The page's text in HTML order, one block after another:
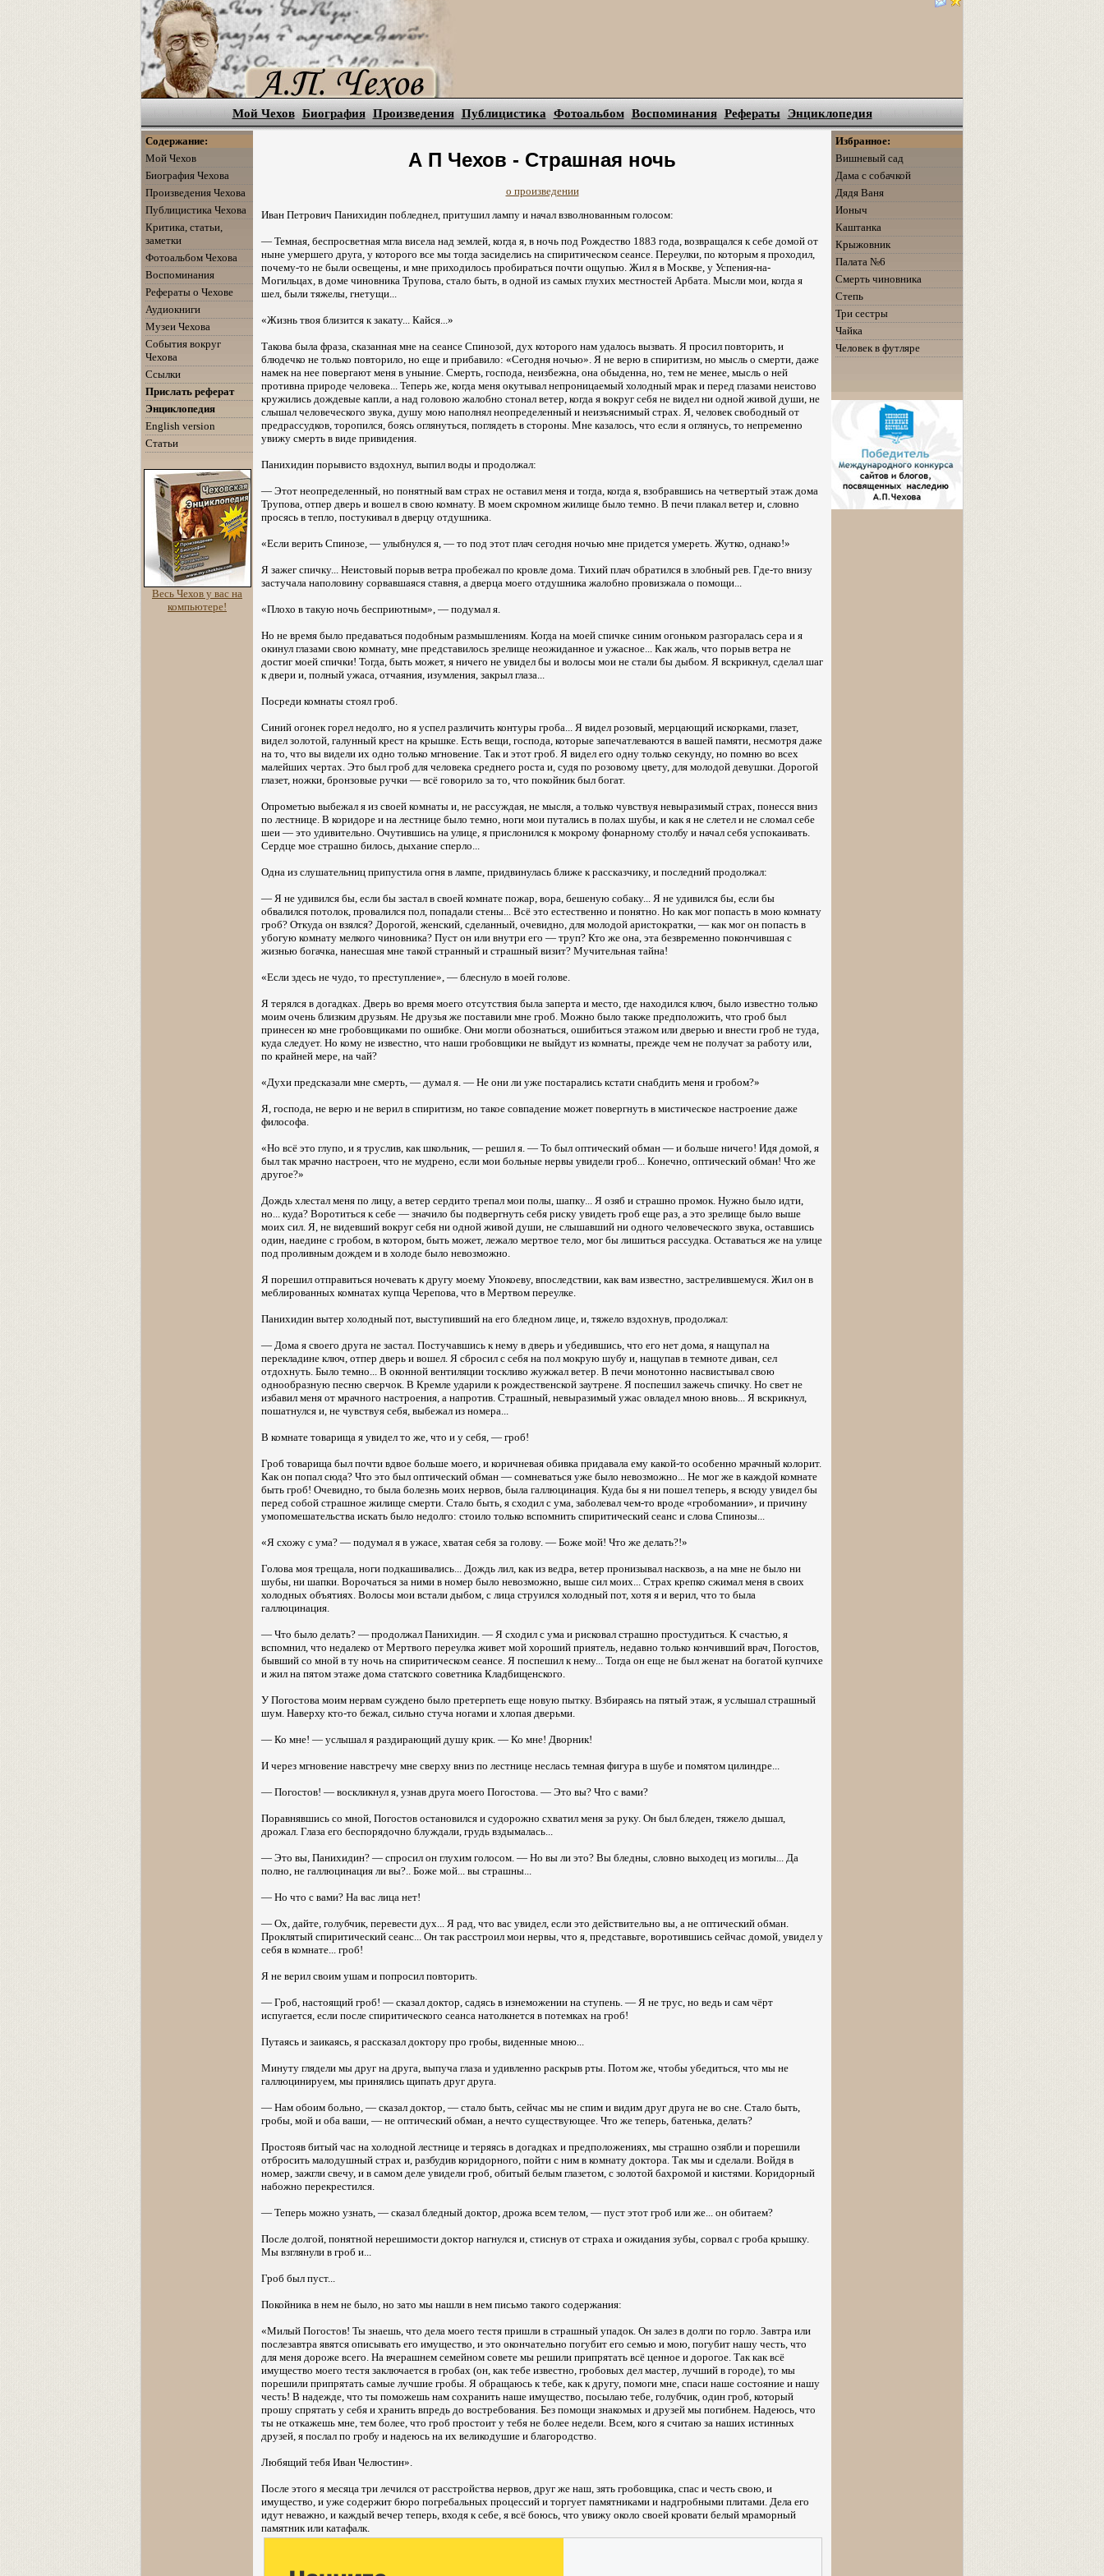
Мой Чехов Биография Произведения Публицистика Фотоальбом Воспоминания Рефераты Энциклопедия
Содержание:
Мой Чехов
Биография Чехова
Произведения Чехова
Публицистика Чехова
Критика, статьи,
заметки
Фотоальбом Чехова
Воспоминания
Рефераты о Чехове
Аудиокниги
Музеи Чехова
События вокруг
Чехова
Ссылки
Прислать реферат
Энциклопедия
English version
Статьи
Весь Чехов у вас на
компьютере!
А П Чехов - Страшная ночь
о произведении
Иван Петрович Панихидин побледнел, притушил лампу и начал взволнованным голосом:
— Темная, беспросветная мгла висела над землей, когда я, в ночь под Рождество 1883 года, возвращался к себе домой от
ныне умершего друга, у которого все мы тогда засиделись на спиритическом сеансе. Переулки, по которым я проходил,
почему-то не были освещены, и мне приходилось пробираться почти ощупью. Жил я в Москве, у Успения-на-
Могильцах, в доме чиновника Трупова, стало быть, в одной из самых глухих местностей Арбата. Мысли мои, когда я
шел, были тяжелы, гнетущи...
«Жизнь твоя близится к закату... Кайся...»
Такова была фраза, сказанная мне на сеансе Спинозой, дух которого нам удалось вызвать. Я просил повторить, и
блюдечко не только повторило, но еще и прибавило: «Сегодня ночью». Я не верю в спиритизм, но мысль о смерти, даже
намек на нее повергают меня в уныние. Смерть, господа, неизбежна, она обыденна, но, тем не менее, мысль о ней
противна природе человека... Теперь же, когда меня окутывал непроницаемый холодный мрак и перед глазами неистово
кружились дождевые капли, а над головою жалобно стонал ветер, когда я вокруг себя не видел ни одной живой души, не
слышал человеческого звука, душу мою наполнял неопределенный и неизъяснимый страх. Я, человек свободный от
предрассудков, торопился, боясь оглянуться, поглядеть в стороны. Мне казалось, что если я оглянусь, то непременно
увижу смерть в виде привидения.
Панихидин порывисто вздохнул, выпил воды и продолжал:
— Этот неопределенный, но понятный вам страх не оставил меня и тогда, когда я, взобравшись на четвертый этаж дома
Трупова, отпер дверь и вошел в свою комнату. В моем скромном жилище было темно. В печи плакал ветер и, словно
просясь в тепло, постукивал в дверцу отдушника.
«Если верить Спинозе, — улыбнулся я, — то под этот плач сегодня ночью мне придется умереть. Жутко, однако!»
Я зажег спичку... Неистовый порыв ветра пробежал по кровле дома. Тихий плач обратился в злобный рев. Где-то внизу
застучала наполовину сорвавшаяся ставня, а дверца моего отдушника жалобно провизжала о помощи...
«Плохо в такую ночь бесприютным», — подумал я.
Но не время было предаваться подобным размышлениям. Когда на моей спичке синим огоньком разгоралась сера и я
окинул глазами свою комнату, мне представилось зрелище неожиданное и ужасное... Как жаль, что порыв ветра не
достиг моей спички! Тогда, быть может, я ничего не увидел бы и волосы мои не стали бы дыбом. Я вскрикнул, сделал шаг
к двери и, полный ужаса, отчаяния, изумления, закрыл глаза...
Посреди комнаты стоял гроб.
Синий огонек горел недолго, но я успел различить контуры гроба... Я видел розовый, мерцающий искорками, глазет,
видел золотой, галунный крест на крышке. Есть вещи, господа, которые запечатлеваются в вашей памяти, несмотря даже
на то, что вы видели их одно только мгновение. Так и этот гроб. Я видел его одну только секунду, но помню во всех
малейших чертах. Это был гроб для человека среднего роста и, судя по розовому цвету, для молодой девушки. Дорогой
глазет, ножки, бронзовые ручки — всё говорило за то, что покойник был богат.
Опрометью выбежал я из своей комнаты и, не рассуждая, не мысля, а только чувствуя невыразимый страх, понесся вниз
по лестнице. В коридоре и на лестнице было темно, ноги мои путались в полах шубы, и как я не слетел и не сломал себе
шеи — это удивительно. Очутившись на улице, я прислонился к мокрому фонарному столбу и начал себя успокаивать.
Сердце мое страшно билось, дыхание сперло...
Одна из слушательниц припустила огня в лампе, придвинулась ближе к рассказчику, и последний продолжал:
— Я не удивился бы, если бы застал в своей комнате пожар, вора, бешеную собаку... Я не удивился бы, если бы
обвалился потолок, провалился пол, попадали стены... Всё это естественно и понятно. Но как мог попасть в мою комнату
гроб? Откуда он взялся? Дорогой, женский, сделанный, очевидно, для молодой аристократки, — как мог он попасть в
убогую комнату мелкого чиновника? Пуст он или внутри его — труп? Кто же она, эта безвременно покончившая с
жизнью богачка, нанесшая мне такой странный и страшный визит? Мучительная тайна!
«Если здесь не чудо, то преступление», — блеснуло в моей голове.
Я терялся в догадках. Дверь во время моего отсутствия была заперта и место, где находился ключ, было известно только
моим очень близким друзьям. Не друзья же поставили мне гроб. Можно было также предположить, что гроб был
принесен ко мне гробовщиками по ошибке. Они могли обознаться, ошибиться этажом или дверью и внести гроб не туда,
куда следует. Но кому не известно, что наши гробовщики не выйдут из комнаты, прежде чем не получат за работу или,
по крайней мере, на чай?
«Духи предсказали мне смерть, — думал я. — Не они ли уже постарались кстати снабдить меня и гробом?»
Я, господа, не верю и не верил в спиритизм, но такое совпадение может повергнуть в мистическое настроение даже
философа.
«Но всё это глупо, и я труслив, как школьник, — решил я. — То был оптический обман — и больше ничего! Идя домой, я
был так мрачно настроен, что не мудрено, если мои больные нервы увидели гроб... Конечно, оптический обман! Что же
другое?»
Дождь хлестал меня по лицу, а ветер сердито трепал мои полы, шапку... Я озяб и страшно промок. Нужно было идти,
но... куда? Воротиться к себе — значило бы подвергнуть себя риску увидеть гроб еще раз, а это зрелище было выше
моих сил. Я, не видевший вокруг себя ни одной живой души, не слышавший ни одного человеческого звука, оставшись
один, наедине с гробом, в котором, быть может, лежало мертвое тело, мог бы лишиться рассудка. Оставаться же на улице
под проливным дождем и в холоде было невозможно.
Я порешил отправиться ночевать к другу моему Упокоеву, впоследствии, как вам известно, застрелившемуся. Жил он в
меблированных комнатах купца Черепова, что в Мертвом переулке.
Панихидин вытер холодный пот, выступивший на его бледном лице, и, тяжело вздохнув, продолжал:
— Дома я своего друга не застал. Постучавшись к нему в дверь и убедившись, что его нет дома, я нащупал на
перекладине ключ, отпер дверь и вошел. Я сбросил с себя на пол мокрую шубу и, нащупав в темноте диван, сел
отдохнуть. Было темно... В оконной вентиляции тоскливо жужжал ветер. В печи монотонно насвистывал свою
однообразную песню сверчок. В Кремле ударили к рождественской заутрене. Я поспешил зажечь спичку. Но свет не
избавил меня от мрачного настроения, а напротив. Страшный, невыразимый ужас овладел мною вновь... Я вскрикнул,
пошатнулся и, не чувствуя себя, выбежал из номера...
В комнате товарища я увидел то же, что и у себя, — гроб!
Гроб товарища был почти вдвое больше моего, и коричневая обивка придавала ему какой-то особенно мрачный колорит.
Как он попал сюда? Что это был оптический обман — сомневаться уже было невозможно... Не мог же в каждой комнате
быть гроб! Очевидно, то была болезнь моих нервов, была галлюцинация. Куда бы я ни пошел теперь, я всюду увидел бы
перед собой страшное жилище смерти. Стало быть, я сходил с ума, заболевал чем-то вроде «гробомании», и причину
умопомешательства искать было недолго: стоило только вспомнить спиритический сеанс и слова Спинозы...
«Я схожу с ума? — подумал я в ужасе, хватая себя за голову. — Боже мой! Что же делать?!»
Голова моя трещала, ноги подкашивались... Дождь лил, как из ведра, ветер пронизывал насквозь, а на мне не было ни
шубы, ни шапки. Ворочаться за ними в номер было невозможно, выше сил моих... Страх крепко сжимал меня в своих
холодных объятиях. Волосы мои встали дыбом, с лица струился холодный пот, хотя я и верил, что то была
галлюцинация.
— Что было делать? — продолжал Панихидин. — Я сходил с ума и рисковал страшно простудиться. К счастью, я
вспомнил, что недалеко от Мертвого переулка живет мой хороший приятель, недавно только кончивший врач, Погостов,
бывший со мной в ту ночь на спиритическом сеансе. Я поспешил к нему... Тогда он еще не был женат на богатой купчихе
и жил на пятом этаже дома статского советника Кладбищенского.
У Погостова моим нервам суждено было претерпеть еще новую пытку. Взбираясь на пятый этаж, я услышал страшный
шум. Наверху кто-то бежал, сильно стуча ногами и хлопая дверьми.
— Ко мне! — услышал я раздирающий душу крик. — Ко мне! Дворник!
И через мгновение навстречу мне сверху вниз по лестнице неслась темная фигура в шубе и помятом цилиндре...
— Погостов! — воскликнул я, узнав друга моего Погостова. — Это вы? Что с вами?
Поравнявшись со мной, Погостов остановился и судорожно схватил меня за руку. Он был бледен, тяжело дышал,
дрожал. Глаза его беспорядочно блуждали, грудь вздымалась...
— Это вы, Панихидин? — спросил он глухим голосом. — Но вы ли это? Вы бледны, словно выходец из могилы... Да
полно, не галлюцинация ли вы?.. Боже мой... вы страшны...
— Но что с вами? На вас лица нет!
— Ох, дайте, голубчик, перевести дух... Я рад, что вас увидел, если это действительно вы, а не оптический обман.
Проклятый спиритический сеанс... Он так расстроил мои нервы, что я, представьте, воротившись сейчас домой, увидел у
себя в комнате... гроб!
Я не верил своим ушам и попросил повторить.
— Гроб, настоящий гроб! — сказал доктор, садясь в изнеможении на ступень. — Я не трус, но ведь и сам чёрт
испугается, если после спиритического сеанса натолкнется в потемках на гроб!
Путаясь и заикаясь, я рассказал доктору про гробы, виденные мною...
Минуту глядели мы друг на друга, выпуча глаза и удивленно раскрыв рты. Потом же, чтобы убедиться, что мы не
галлюцинируем, мы принялись щипать друг друга.
— Нам обоим больно, — сказал доктор, — стало быть, сейчас мы не спим и видим друг друга не во сне. Стало быть,
гробы, мой и оба ваши, — не оптический обман, а нечто существующее. Что же теперь, батенька, делать?
Простояв битый час на холодной лестнице и теряясь в догадках и предположениях, мы страшно озябли и порешили
отбросить малодушный страх и, разбудив коридорного, пойти с ним в комнату доктора. Так мы и сделали. Войдя в
номер, зажгли свечу, и в самом деле увидели гроб, обитый белым глазетом, с золотой бахромой и кистями. Коридорный
набожно перекрестился.
— Теперь можно узнать, — сказал бледный доктор, дрожа всем телом, — пуст этот гроб или же... он обитаем?
После долгой, понятной нерешимости доктор нагнулся и, стиснув от страха и ожидания зубы, сорвал с гроба крышку.
Мы взглянули в гроб и...
Гроб был пуст...
Покойника в нем не было, но зато мы нашли в нем письмо такого содержания:
«Милый Погостов! Ты знаешь, что дела моего тестя пришли в страшный упадок. Он залез в долги по горло. Завтра или
послезавтра явятся описывать его имущество, и это окончательно погубит его семью и мою, погубит нашу честь, что
для меня дороже всего. На вчерашнем семейном совете мы решили припрятать всё ценное и дорогое. Так как всё
имущество моего тестя заключается в гробах (он, как тебе известно, гробовых дел мастер, лучший в городе), то мы
порешили припрятать самые лучшие гробы. Я обращаюсь к тебе, как к другу, помоги мне, спаси наше состояние и нашу
честь! В надежде, что ты поможешь нам сохранить наше имущество, посылаю тебе, голубчик, один гроб, который
прошу спрятать у себя и хранить впредь до востребования. Без помощи знакомых и друзей мы погибнем. Надеюсь, что
ты не откажешь мне, тем более, что гроб простоит у тебя не более недели. Всем, кого я считаю за наших истинных
друзей, я послал по гробу и надеюсь на их великодушие и благородство.
Любящий тебя Иван Челюстин».
После этого я месяца три лечился от расстройства нервов, друг же наш, зять гробовщика, спас и честь свою, и
имущество, и уже содержит бюро погребальных процессий и торгует памятниками и надгробными плитами. Дела его
идут неважно, и каждый вечер теперь, входя к себе, я всё боюсь, что увижу около своей кровати белый мраморный
памятник или катафалк.
Избранное:
Вишневый сад
Дама с собачкой
Дядя Ваня
Ионыч
Каштанка
Крыжовник
Палата №6
Смерть чиновника
Степь
Три сестры
Чайка
Человек в футляре